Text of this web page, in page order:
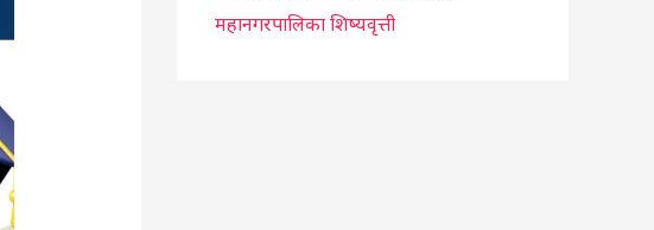
महानगरपालिका शिष्यवृत्ती